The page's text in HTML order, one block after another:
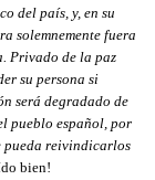
del país, y, en su
solemnemente fuera
Privado de la paz
su persona si
será degradado de
pueblo español, por
pueda reivindicarlos
bien!